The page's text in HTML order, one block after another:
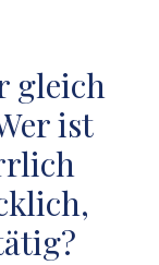
gleich
ist